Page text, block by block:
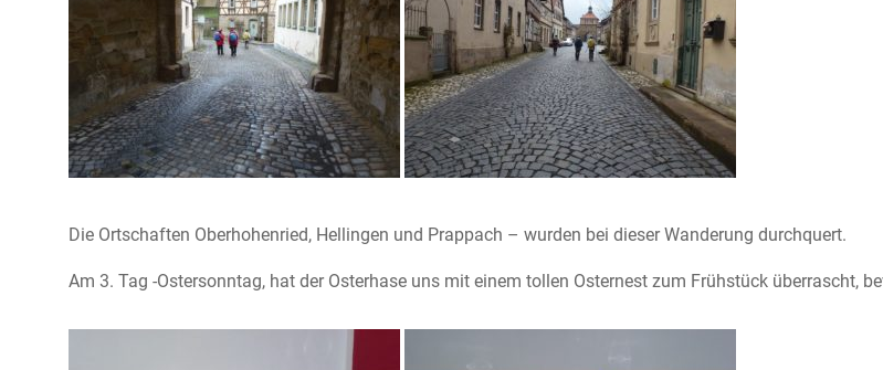
Die Ortschaften Oberhohenried, Hellingen und Prappach – wurden bei dieser Wanderung durchquert.
Am 3. Tag -Ostersonntag, hat der Osterhase uns mit einem tollen Osternest zum Frühstück überrascht,